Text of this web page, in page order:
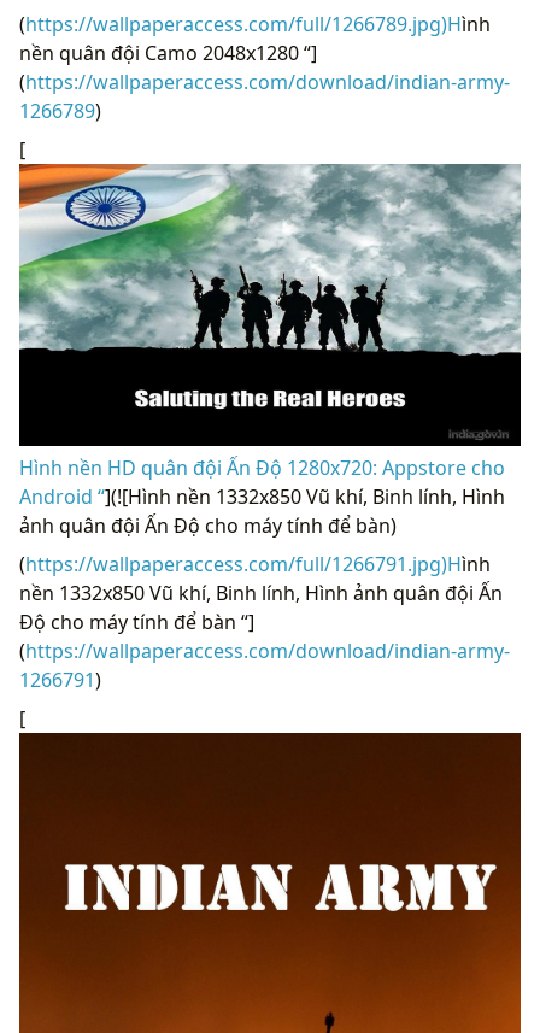
(https://wallpaperaccess.com/full/1266789.jpg)Hình
nền quân đội Camo 2048x1280 “]
(https://wallpaperaccess.com/download/indian-army-
1266789)
[
Hình nền HD quân đội Ấn Độ 1280x720: Appstore cho
Android “](![Hình nền 1332x850 Vũ khí, Binh lính, Hình
ảnh quân đội Ấn Độ cho máy tính để bàn)
(https://wallpaperaccess.com/full/1266791.jpg)Hình
nền 1332x850 Vũ khí, Binh lính, Hình ảnh quân đội Ấn
Độ cho máy tính để bàn “]
(https://wallpaperaccess.com/download/indian-army-
1266791)
[